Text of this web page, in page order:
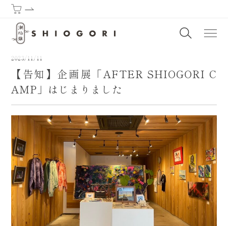
潮垢離からはじまる熊野古道 | SHIOGORI (Purification by the
2023/11/11
【告知】企画展「AFTER SHIOGORI C
AMP」はじまりました